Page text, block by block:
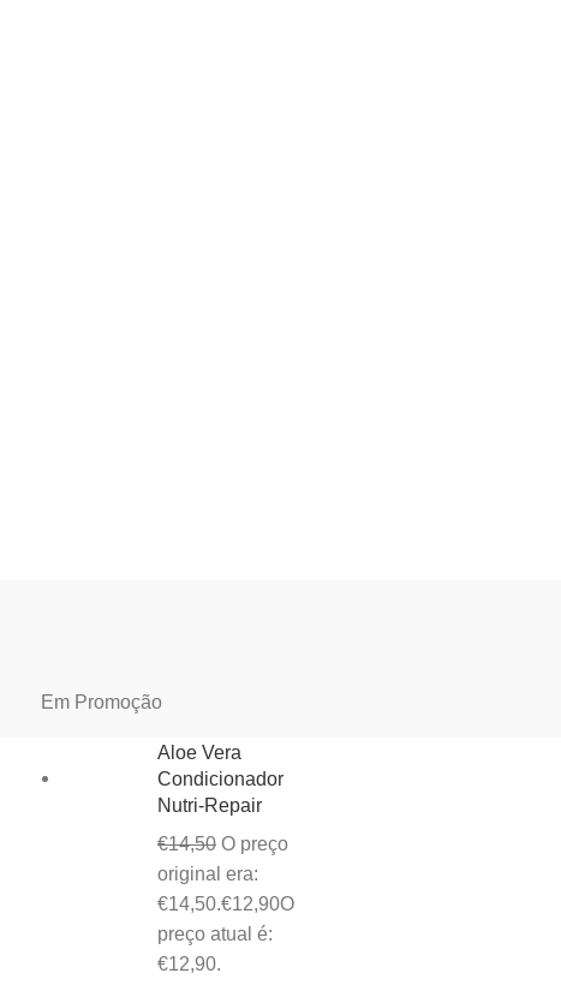
Em Promoção
Aloe Vera
Condicionador
Nutri-Repair
€14,50 O preço
original era:
€14,50.€12,90O
preço atual é:
€12,90.